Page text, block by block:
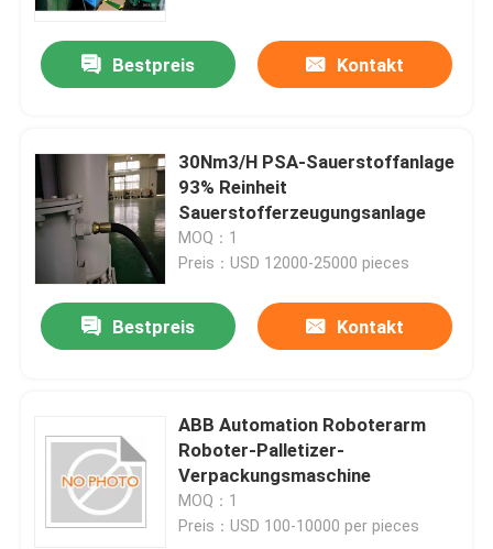
Bestpreis Kontakt
30Nm3/H PSA-Sauerstoffanlage
93% Reinheit
Sauerstofferzeugungsanlage
MOQ：1
Preis：USD 12000-25000 pieces
Bestpreis Kontakt
ABB Automation Roboterarm
Roboter-Palletizer-
Verpackungsmaschine
MOQ：1
Preis：USD 100-10000 per pieces